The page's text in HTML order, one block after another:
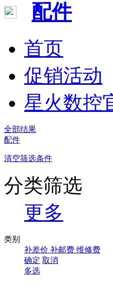
配件
首页
促销活动
星火数控
全部结果
配件
清空筛选条件
分类筛选
更多
类别
补差价 补邮费 维修费
确定 取消
多选